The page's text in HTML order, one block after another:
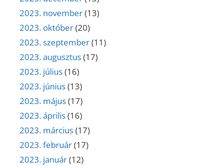
2023. november(13)
2023. október(20)
2023. szeptember(11)
2023. augusztus(17)
2023. július(16)
2023. június(13)
2023. május(17)
2023. április(16)
2023. március(17)
2023. február(17)
2023. január(12)